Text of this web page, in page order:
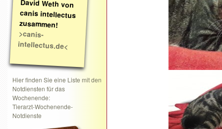
zusammen!
>canis-
intellectus.de<
Hier finden Sie eine Liste mit den
Notdiensten für das
Wochenende:
Tierarzt-Wochenende-
Notdienste